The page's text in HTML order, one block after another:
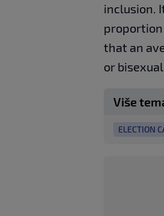
inclusion.
proportion
that an
or
Više
ELECTION